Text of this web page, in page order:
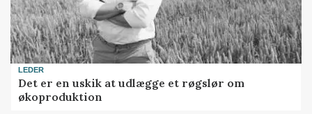
LEDER
Det er en uskik at udlægge et røgslør om
økoproduktion